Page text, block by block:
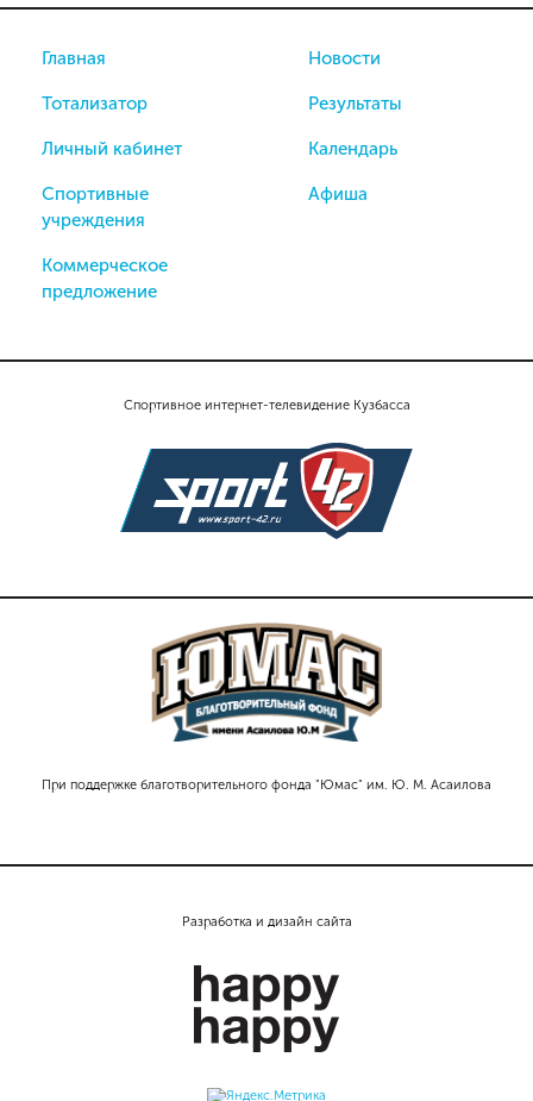
Спортивное интернет-телевидение Кузбасса
При поддержке благотворительного фонда "Юмас" им. Ю. М. Асаилова
Главная
Тотализатор
Личный кабинет
Спортивные
учреждения
Коммерческое
предложение
Новости
Результаты
Календарь
Афиша
Разработка и дизайн сайта